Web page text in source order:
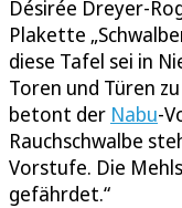
Désirée Dreyer-
Plakette
diese Tafel sei in
Toren und Türen
betont der Nabu-
Rauchschwalbe
Vorstufe. Die
gefährdet.“